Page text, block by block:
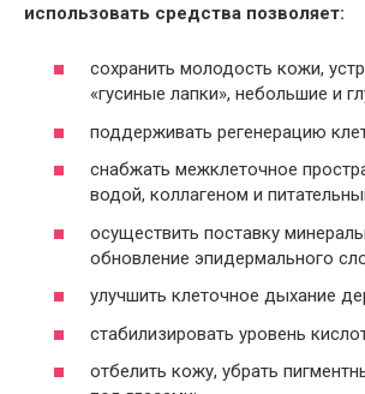
использовать средства позволяет:
сохранить молодость кожи,
«гусиные лапки», небольшие и
поддерживать регенерацию
снабжать межклеточное
водой, коллагеном и
осуществить поставку
обновление эпидермального
улучшить клеточное дыхание
стабилизировать уровень
отбелить кожу, убрать